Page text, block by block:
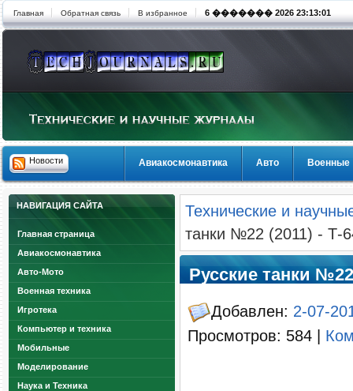
Главная Обратная связь В избранное 6 ������� 2026 23:13:01
Новости Авиакосмонавтика Авто Военные
НАВИГАЦИЯ САЙТА
Главная страница
Авиакосмонавтика
Авто-Мото
Военная техника
Игротека
Компьютер и техника
Мобильные
Моделирование
Наука и Техника
Технические и
танки №22 (2011) - Т-
Русские танки
Добавлен: 2-07-
Просмотров: 584 |